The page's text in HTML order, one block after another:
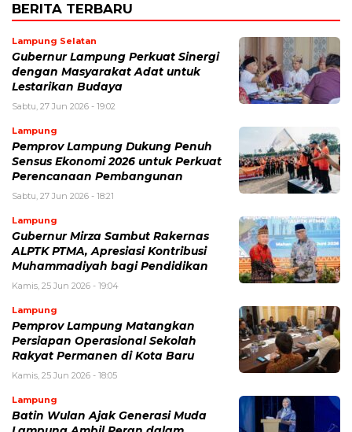
BERITA TERBARU
Lampung Selatan
Gubernur Lampung Perkuat Sinergi
dengan Masyarakat Adat untuk
Lestarikan Budaya
Sabtu, 27 Jun 2026 - 19:02
Lampung
Pemprov Lampung Dukung Penuh
Sensus Ekonomi 2026 untuk Perkuat
Perencanaan Pembangunan
Sabtu, 27 Jun 2026 - 18:21
Lampung
Gubernur Mirza Sambut Rakernas
ALPTK PTMA, Apresiasi Kontribusi
Muhammadiyah bagi Pendidikan
Kamis, 25 Jun 2026 - 19:04
Lampung
Pemprov Lampung Matangkan
Persiapan Operasional Sekolah
Rakyat Permanen di Kota Baru
Kamis, 25 Jun 2026 - 18:05
Lampung
Batin Wulan Ajak Generasi Muda